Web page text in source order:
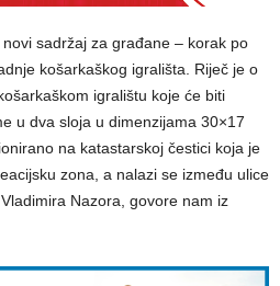
sadržaj za građane – korak po
košarkaškog igrališta. Riječ je o
igralištu koje će biti
u dva sloja u dimenzijama 30×17
na katastarskoj čestici koja je
zona, a nalazi se između ulice
Nazora, govore nam iz